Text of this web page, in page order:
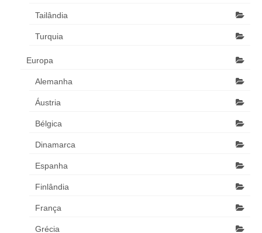
Tailândia
Turquia
Europa
Alemanha
Áustria
Bélgica
Dinamarca
Espanha
Finlândia
França
Grécia